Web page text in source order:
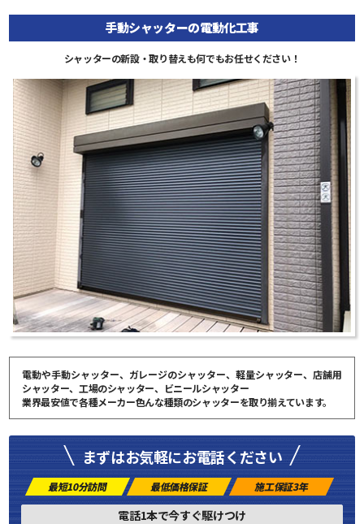
手動シャッターの電動化工事
シャッターの新設・取り替えも何でもお任せください！
電動や手動シャッター、ガレージのシャッター、軽量シャッター、店舗用
シャッター、工場のシャッター、ビニールシャッター
業界最安値で各種メーカー色んな種類のシャッターを取り揃えています。
まずはお気軽にお電話ください
最短10分訪問 最低価格保証 施工保証3年
電話1本で今すぐ駆けつけ